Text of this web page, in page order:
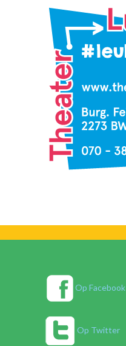
Op Facebook
Op Twitter